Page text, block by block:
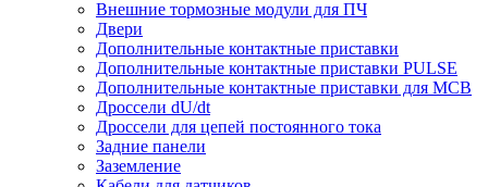
Внешние тормозные модули для ПЧ
Двери
Дополнительные контактные приставки
Дополнительные контактные приставки PULSE
Дополнительные контактные приставки для MCB
Дроссели dU/dt
Дроссели для цепей постоянного тока
Задние панели
Заземление